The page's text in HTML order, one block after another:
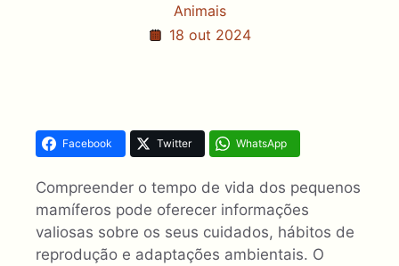
Animais
18 out 2024
Facebook Twitter WhatsApp
Compreender o tempo de vida dos pequenos
mamíferos pode oferecer informações
valiosas sobre os seus cuidados, hábitos de
reprodução e adaptações ambientais. O